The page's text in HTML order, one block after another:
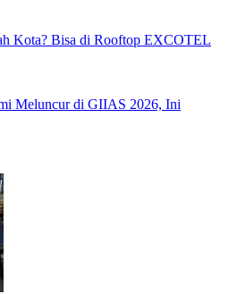
Kota? Bisa di Rooftop EXCOTEL
Meluncur di GIIAS 2026, Ini